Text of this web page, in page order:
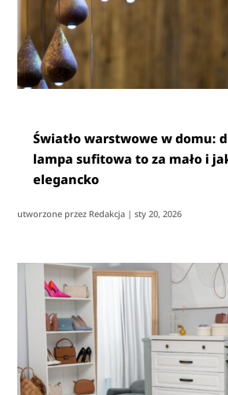
Światło warstwowe w domu:
lampa sufitowa to za mało i
elegancko
utworzone przez Redakcja |sty 20, 2026